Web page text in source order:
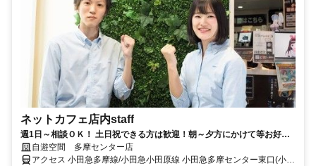
ネットカフェ店内staff
週1日～相談ＯＫ！ 土日祝できる方は歓迎！朝～夕方にかけて等お好き
なシフト選択可
自遊空間 多摩センター店
アクセス 小田急多摩線/小田急小田原線 小田急多摩センター東口(小田